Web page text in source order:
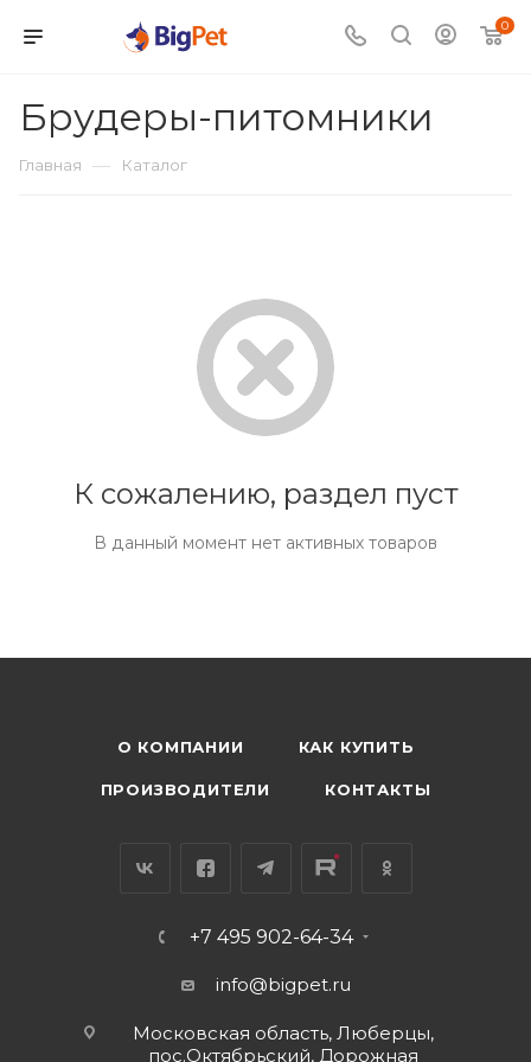
0
Брудеры-питомники
Главная — Каталог
К сожалению, раздел пуст
В данный момент нет активных товаров
О КОМПАНИИ КАК КУПИТЬ
ПРОИЗВОДИТЕЛИ КОНТАКТЫ
+7 495 902-64-34
info@bigpet.ru
Московская область, Люберцы,
пос.Октябрьский, Дорожная